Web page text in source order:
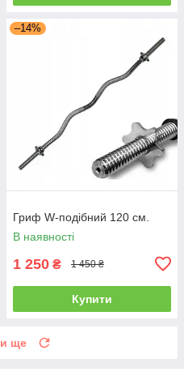
–14%
Гриф W-подібний 120 см.
В наявності
1 250 ₴ 1 450 ₴
Купити
ще